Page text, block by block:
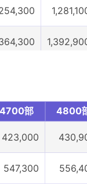
1,727,700
4700部 4800
423,000
547,300